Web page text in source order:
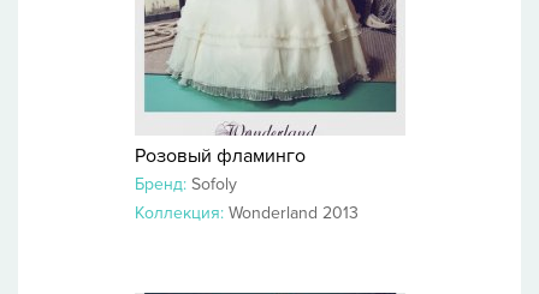
Розовый фламинго
Бренд: Sofoly
Коллекция: Wonderland 2013